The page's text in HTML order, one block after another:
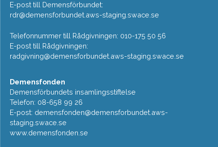
E-post till Demensförbundet:
rdr@demensforbundet.aws-staging.swace.se
Telefonnummer till Rådgivningen: 010-175 50 56
E-post till Rådgivningen:
radgivning@demensforbundet.aws-staging.swace.se
Demensfonden
Demensförbundets insamlingsstiftelse
Telefon: 08-658 99 26
E-post: demensfonden@demensforbundet.aws-
staging.swace.se
www.demensfonden.se